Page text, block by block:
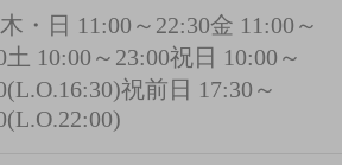
・日 11:00～22:30金 11:00～
土 10:00～23:00祝日 10:00～
祝前日 17:30～